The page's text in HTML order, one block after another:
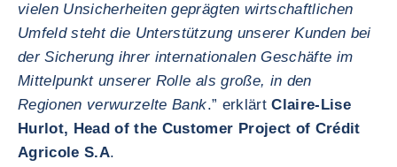
vielen Unsicherheiten geprägten wirtschaftlichen
Umfeld steht die Unterstützung unserer Kunden bei
der Sicherung ihrer internationalen Geschäfte im
Mittelpunkt unserer Rolle als große, in den
Regionen verwurzelte Bank.” erklärtClaire-Lise
Hurlot, Head of the Customer Project of Crédit
Agricole S.A.